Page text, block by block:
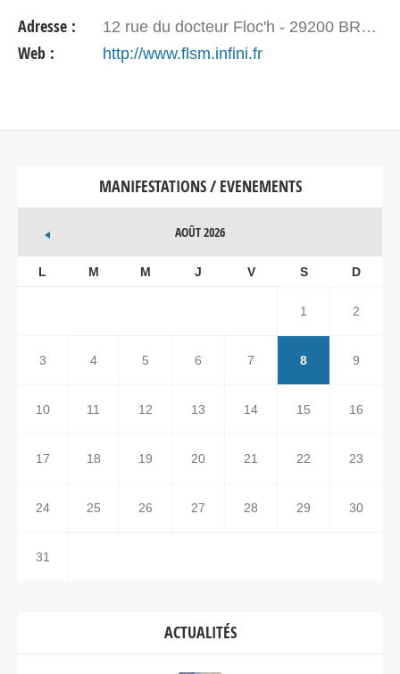
Adresse : 12 rue du docteur Floc'h - 29200 BREST
Web : http://www.flsm.infini.fr
MANIFESTATIONS / EVENEMENTS
AOÛT 2026
L M M J V S D
1 2
3 4 5 6 7 8 9
10 11 12 13 14 15 16
17 18 19 20 21 22 23
24 25 26 27 28 29 30
31
ACTUALITÉS